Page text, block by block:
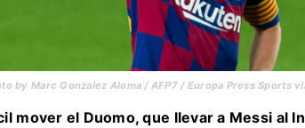
by Marc Gonzalez Aloma / AFP7 / Europa Press Sports
mover el Duomo, que llevar a Messi al